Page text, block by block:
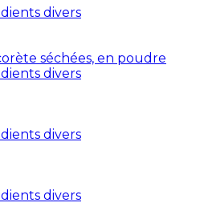
divers
séchées, en poudre
divers
divers
divers